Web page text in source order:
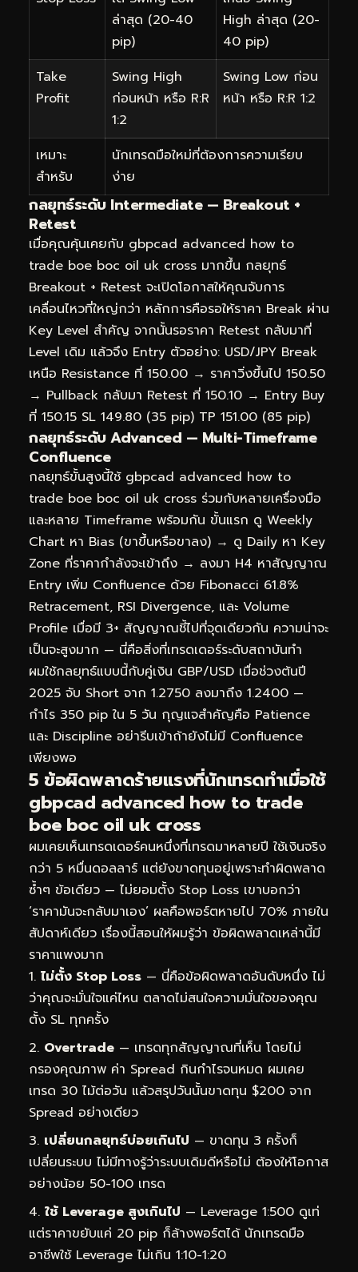
ล่าสุด (20-40
pip)
High ล่าสุด (20-
40 pip)
Take
Profit
Swing High
ก่อนหน้า หรือ R:R
1:2
Swing Low ก่อน
หน้า หรือ R:R 1:2
เหมาะ
สำหรับ
นักเทรดมือใหม่ที่ต้องการความเรียบ
ง่าย
กลยุทธ์ระดับ Intermediate — Breakout +
Retest
เมื่อคุณคุ้นเคยกับ gbpcad advanced how to
trade boe boc oil uk cross มากขึ้น กลยุทธ์
Breakout + Retest จะเปิดโอกาสให้คุณจับการ
เคลื่อนไหวที่ใหญ่กว่า หลักการคือรอให้ราคา Break ผ่าน
Key Level สำคัญ จากนั้นรอราคา Retest กลับมาที่
Level เดิม แล้วจึง Entry ตัวอย่าง: USD/JPY Break
เหนือ Resistance ที่ 150.00 → ราคาวิ่งขึ้นไป 150.50
→ Pullback กลับมา Retest ที่ 150.10 → Entry Buy
ที่ 150.15 SL 149.80 (35 pip) TP 151.00 (85 pip)
กลยุทธ์ระดับ Advanced — Multi-Timeframe
Confluence
กลยุทธ์ขั้นสูงนี้ใช้ gbpcad advanced how to
trade boe boc oil uk cross ร่วมกับหลายเครื่องมือ
และหลาย Timeframe พร้อมกัน ขั้นแรก ดู Weekly
Chart หา Bias (ขาขึ้นหรือขาลง) → ดู Daily หา Key
Zone ที่ราคากำลังจะเข้าถึง → ลงมา H4 หาสัญญาณ
Entry เพิ่ม Confluence ด้วย Fibonacci 61.8%
Retracement, RSI Divergence, และ Volume
Profile เมื่อมี 3+ สัญญาณชี้ไปที่จุดเดียวกัน ความน่าจะ
เป็นจะสูงมาก — นี่คือสิ่งที่เทรดเดอร์ระดับสถาบันทำ
ผมใช้กลยุทธ์แบบนี้กับคู่เงิน GBP/USD เมื่อช่วงต้นปี
2025 จับ Short จาก 1.2750 ลงมาถึง 1.2400 —
กำไร 350 pip ใน 5 วัน กุญแจสำคัญคือ Patience
และ Discipline อย่ารีบเข้าถ้ายังไม่มี Confluence
เพียงพอ
5 ข้อผิดพลาดร้ายแรงที่นักเทรดทำเมื่อใช้
gbpcad advanced how to trade
boe boc oil uk cross
ผมเคยเห็นเทรดเดอร์คนหนึ่งที่เทรดมาหลายปี ใช้เงินจริง
กว่า 5 หมื่นดอลลาร์ แต่ยังขาดทุนอยู่เพราะทำผิดพลาด
ซ้ำๆ ข้อเดียว — ไม่ยอมตั้ง Stop Loss เขาบอกว่า
‘ราคามันจะกลับมาเอง’ ผลคือพอร์ตหายไป 70% ภายใน
สัปดาห์เดียว เรื่องนี้สอนให้ผมรู้ว่า ข้อผิดพลาดเหล่านี้มี
ราคาแพงมาก
ไม่ตั้ง Stop Loss — นี่คือข้อผิดพลาดอันดับหนึ่ง ไม่
ว่าคุณจะมั่นใจแค่ไหน ตลาดไม่สนใจความมั่นใจของคุณ
ตั้ง SL ทุกครั้ง
Overtrade — เทรดทุกสัญญาณที่เห็น โดยไม่
กรองคุณภาพ ค่า Spread กินกำไรจนหมด ผมเคย
เทรด 30 ไม้ต่อวัน แล้วสรุปวันนั้นขาดทุน $200 จาก
Spread อย่างเดียว
เปลี่ยนกลยุทธ์บ่อยเกินไป — ขาดทุน 3 ครั้งก็
เปลี่ยนระบบ ไม่มีทางรู้ว่าระบบเดิมดีหรือไม่ ต้องให้โอกาส
อย่างน้อย 50-100 เทรด
ใช้ Leverage สูงเกินไป — Leverage 1:500 ดูเท่
แต่ราคาขยับแค่ 20 pip ก็ล้างพอร์ตได้ นักเทรดมือ
อาชีพใช้ Leverage ไม่เกิน 1:10-1:20